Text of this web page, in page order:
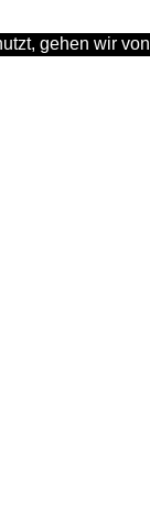
gehen wir